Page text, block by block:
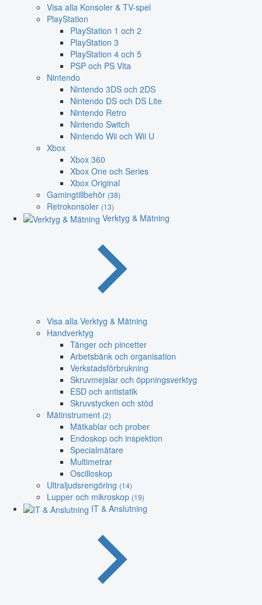
Visa alla Konsoler & TV-spel
PlayStation
PlayStation 1 och 2
PlayStation 3
PlayStation 4 och 5
PSP och PS Vita
Nintendo
Nintendo 3DS och 2DS
Nintendo DS och DS Lite
Nintendo Retro
Nintendo Switch
Nintendo Wii och Wii U
Xbox
Xbox 360
Xbox One och Series
Xbox Original
Gamingtillbehör (38)
Retrokonsoler (13)
Verktyg & Mätning
Visa alla Verktyg & Mätning
Handverktyg
Tänger och pincetter
Arbetsbänk och organisation
Verkstadsförbrukning
Skruvmejslar och öppningsverktyg
ESD och antistatik
Skruvstycken och stöd
Mätinstrument (2)
Mätkablar och prober
Endoskop och inspektion
Specialmätare
Multimetrar
Oscilloskop
Ultraljudsrengöring (14)
Lupper och mikroskop (19)
IT & Anslutning